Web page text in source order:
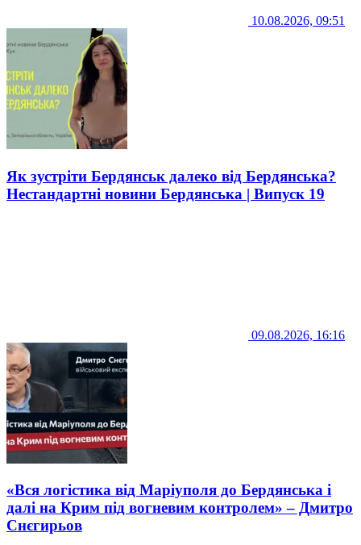
10.08.2026, 09:51
Як зустріти Бердянськ далеко від Бердянська?
Нестандартні новини Бердянська | Випуск 19
09.08.2026, 16:16
«Вся логістика від Маріуполя до Бердянська і
далі на Крим під вогневим контролем» – Дмитро
Снєгирьов